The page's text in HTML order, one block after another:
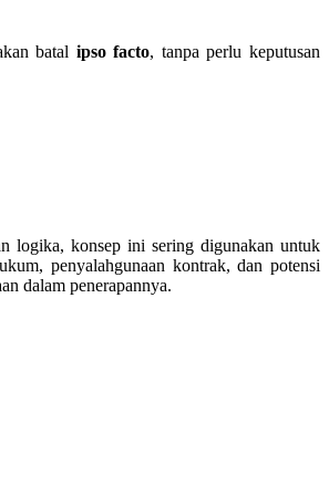
batal ipso facto, tanpa perlu keputusan
logika, konsep ini sering digunakan untuk
penyalahgunaan kontrak, dan potensi
dalam penerapannya.